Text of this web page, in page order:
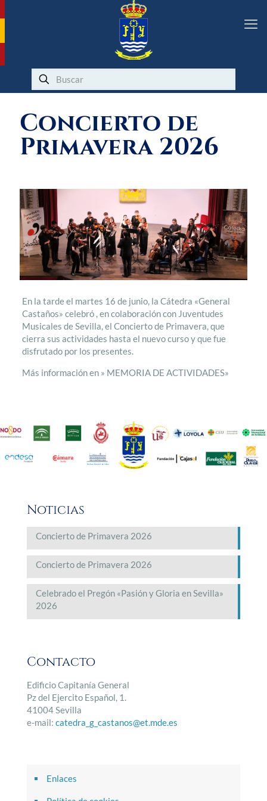
Concierto de
Primavera 2026
En la tarde el martes 16 de junio, la Cátedra «General
Castaños» celebró , en colaboración con Juventudes
Musicales de Sevilla, el Concierto de Primavera, que
cierra sus actividades hasta el nuevo curso y que fue
disfrutado por los presentes.
Más información en » MEMORIA DE ACTIVIDADES»
Noticias
Concierto de Primavera 2026
Concierto de Primavera 2026
Celebrado el Pregón «Pasión y Gloria en Sevilla»
2026
Contacto
Edificio Capitanía General
Pz del Ejercito Español, 1.
41004 Sevilla
e-mail: catedra_g_castanos@et.mde.es
Enlaces